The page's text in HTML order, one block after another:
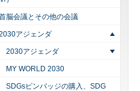
脳会議とその他の会議
アジェンダ
2030アジェンダ
MY WORLD 2030
SDGsピンバッジの購入、SDG